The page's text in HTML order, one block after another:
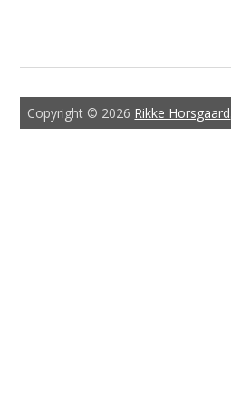
Copyright © 2026 Rikke Horsgaard